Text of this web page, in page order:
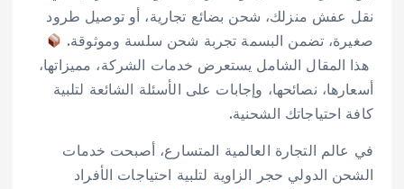
نقل عفش منزلك، شحن بضائع تجارية، أو توصيل طرود
صغيرة، تضمن البسمة تجربة شحن سلسة وموثوقة.
هذا المقال الشامل يستعرض خدمات الشركة، مميزاتها،
أسعارها، نصائحها، وإجابات على الأسئلة الشائعة لتلبية
كافة احتياجاتك الشحنية.
في عالم التجارة العالمية المتسارع، أصبحت خدمات
الشحن الدولي حجر الزاوية لتلبية احتياجات الأفراد